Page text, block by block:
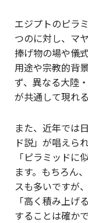
エジプトのピラ
つのに対し、マ
捧げ物の場や儀
用途や宗教的背
ず、異なる大陸
が共通して現れ
また、近年では
ド説」が唱えら
「ピラミッドに
ます。もちろん
スも多いですが
「高く積み上げ
することは確かで